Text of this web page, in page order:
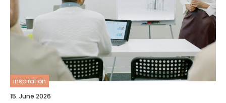
inspiration
15. June 2026